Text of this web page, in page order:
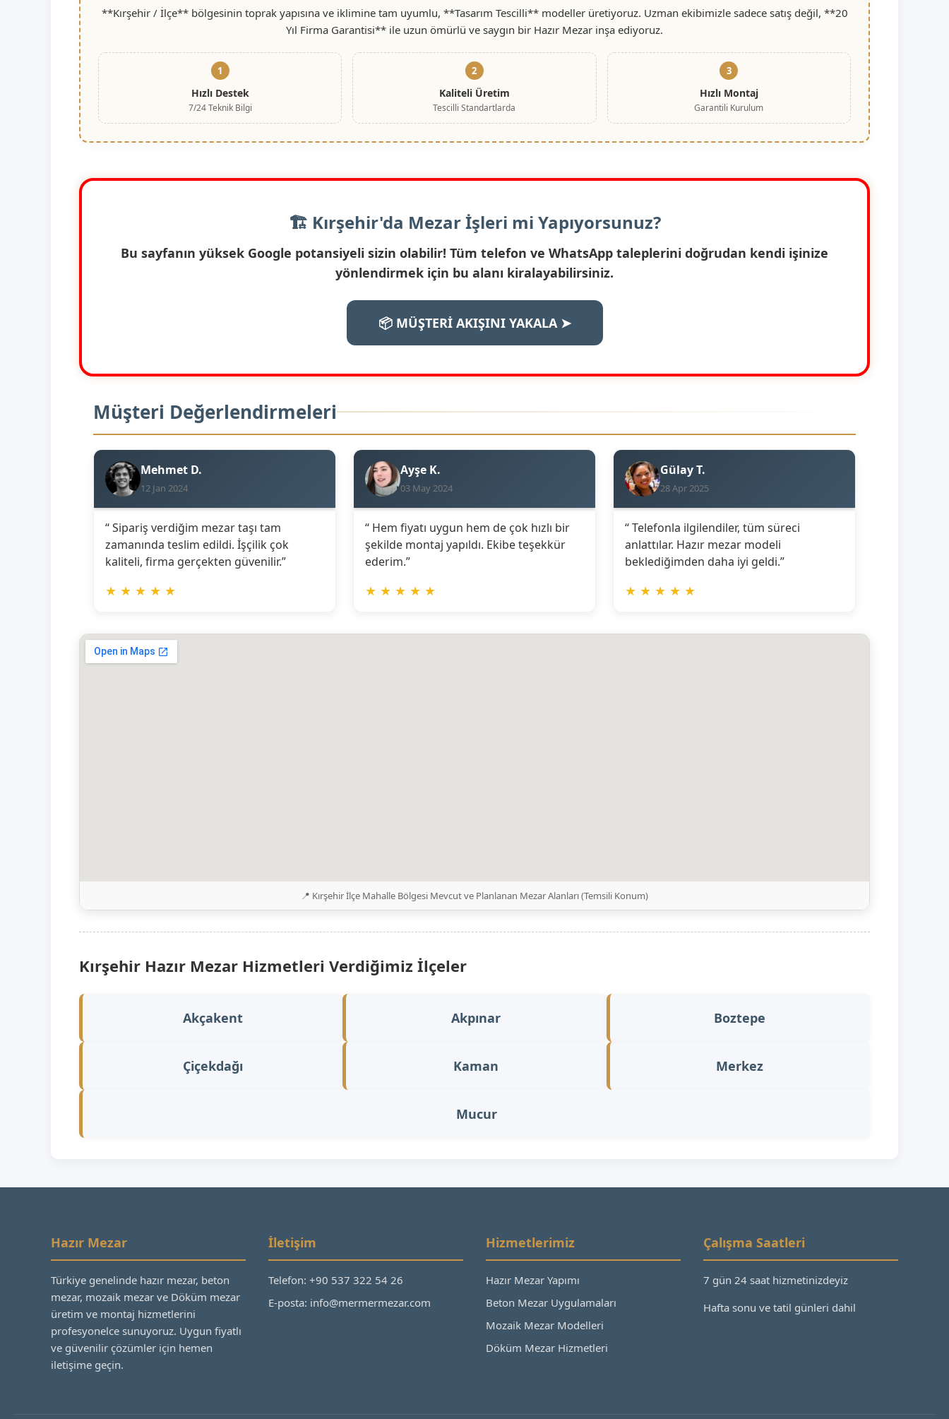
**Kırşehir / İlçe** bölgesinin toprak yapısına ve iklimine tam uyumlu, **Tasarım Tescilli** modeller üretiyoruz. Uzman ekibimizle sadece satış değil, **20
Yıl Firma Garantisi** ile uzun ömürlü ve saygın bir Hazır Mezar inşa ediyoruz.
1
Hızlı Destek
7/24 Teknik Bilgi
2
Kaliteli Üretim
Tescilli Standartlarda
3
Hızlı Montaj
Garantili Kurulum
🏗️ Kırşehir'da Mezar İşleri mi Yapıyorsunuz?
Bu sayfanın yüksek Google potansiyeli sizin olabilir! Tüm telefon ve WhatsApp taleplerini doğrudan kendi işinize
yönlendirmek için bu alanı kiralayabilirsiniz.
📦 MÜŞTERİ AKIŞINI YAKALA ➤
Müşteri Değerlendirmeleri
Mehmet D.
12 Jan 2024
“ Sipariş verdiğim mezar taşı tam
zamanında teslim edildi. İşçilik çok
kaliteli, firma gerçekten güvenilir.”
★ ★ ★ ★ ★
Ayşe K.
03 May 2024
“ Hem fiyatı uygun hem de çok hızlı bir
şekilde montaj yapıldı. Ekibe teşekkür
ederim.”
★ ★ ★ ★ ★
Gülay T.
28 Apr 2025
“ Telefonla ilgilendiler, tüm süreci
anlattılar. Hazır mezar modeli
beklediğimden daha iyi geldi.”
★ ★ ★ ★ ★
📍 Kırşehir İlçe Mahalle Bölgesi Mevcut ve Planlanan Mezar Alanları (Temsili Konum)
Kırşehir Hazır Mezar Hizmetleri Verdiğimiz İlçeler
Akçakent Akpınar Boztepe
Çiçekdağı Kaman Merkez
Mucur
Hazır Mezar
Türkiye genelinde hazır mezar, beton
mezar, mozaik mezar ve Döküm mezar
üretim ve montaj hizmetlerini
profesyonelce sunuyoruz. Uygun fiyatlı
ve güvenilir çözümler için hemen
iletişime geçin.
İletişim
Telefon: +90 537 322 54 26
E-posta: info@mermermezar.com
Hizmetlerimiz
Hazır Mezar Yapımı
Beton Mezar Uygulamaları
Mozaik Mezar Modelleri
Döküm Mezar Hizmetleri
Çalışma Saatleri
7 gün 24 saat hizmetinizdeyiz
Hafta sonu ve tatil günleri dahil